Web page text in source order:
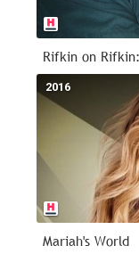
2016
Mariah's World